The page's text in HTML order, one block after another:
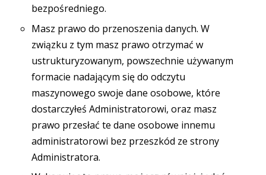
bezpośredniego.
Masz prawo do przenoszenia danych. W
związku z tym masz prawo otrzymać w
ustrukturyzowanym, powszechnie używanym
formacie nadającym się do odczytu
maszynowego swoje dane osobowe, które
dostarczyłeś Administratorowi, oraz masz
prawo przesłać te dane osobowe innemu
administratorowi bez przeszkód ze strony
Administratora.